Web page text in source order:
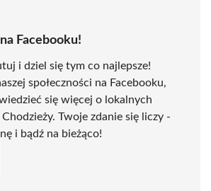
Facebooku!
i dziel się tym co najlepsze!
społeczności na Facebooku,
się więcej o lokalnych
Twoje zdanie się liczy -
i bądź na bieżąco!